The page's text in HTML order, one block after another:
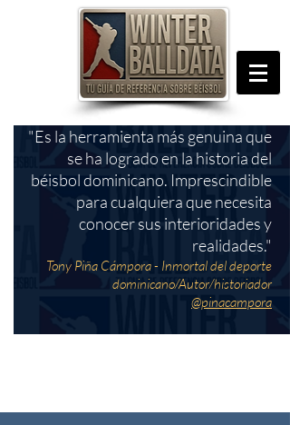
"Es la herramienta más genuina que
se ha logrado en la historia del
béisbol dominicano. Imprescindible
para cualquiera que necesita
conocer sus interioridades y
realidades."
Tony Piña Cámpora - Inmortal del deporte
dominicano/Autor/historiador
@pinacampora